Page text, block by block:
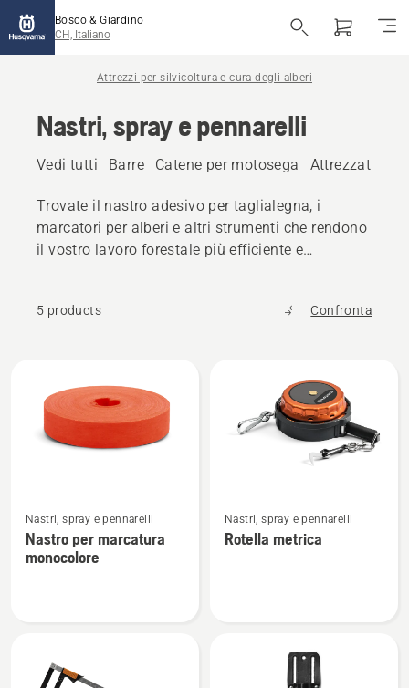
Bosco & Giardino
CH, Italiano
Attrezzi per silvicoltura e cura degli alberi
Nastri, spray e pennarelli
Vedi tutti Barre Catene per motosega Attrezzature
Trovate il nastro adesivo per taglialegna, i
marcatori per alberi e altri strumenti che rendono
il vostro lavoro forestale più efficiente e
5 products Confronta
prodotti
maggiori
dettagli
su
Nastri, spray e pennarelli
Nastro per marcatura
monocolore
maggiori
dettagli
Nastri, spray e pennarelli
Rotella metrica